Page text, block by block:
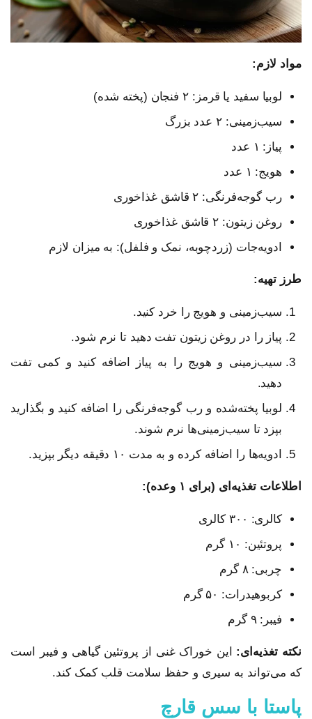
مواد لازم:
لوبیا سفید یا قرمز: ۲ فنجان (پخته شده)
سیب‌زمینی: ۲ عدد بزرگ
پیاز: ۱ عدد
هویج: ۱ عدد
رب گوجه‌فرنگی: ۲ قاشق غذاخوری
روغن زیتون: ۲ قاشق غذاخوری
ادویه‌جات (زردچوبه، نمک و فلفل): به میزان لازم
طرز تهیه:
سیب‌زمینی و هویج را خرد کنید.
پیاز را در روغن زیتون تفت دهید تا نرم شود.
سیب‌زمینی و هویج را به پیاز اضافه کنید و کمی تفت
دهید.
لوبیا پخته‌شده و رب گوجه‌فرنگی را اضافه کنید و بگذارید
بپزد تا سیب‌زمینی‌ها نرم شوند.
ادویه‌ها را اضافه کرده و به مدت ۱۰ دقیقه دیگر بپزید.
اطلاعات تغذیه‌ای (برای ۱ وعده):
کالری: ۳۰۰ کالری
پروتئین: ۱۰ گرم
چربی: ۸ گرم
کربوهیدرات: ۵۰ گرم
فیبر: ۹ گرم
نکته تغذیه‌ای: این خوراک غنی از پروتئین گیاهی و فیبر است
که می‌تواند به سیری و حفظ سلامت قلب کمک کند.
پاستا با سس قارچ